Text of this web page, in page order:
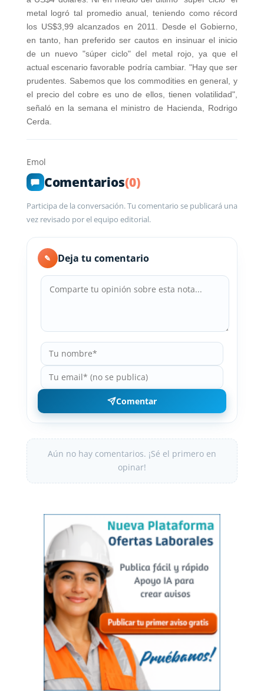
metal logró tal promedio anual, teniendo como récord
los US$3,99 alcanzados en 2011. Desde el Gobierno,
en tanto, han preferido ser cautos en insinuar el inicio
de un nuevo "súper ciclo" del metal rojo, ya que el
actual escenario favorable podría cambiar. "Hay que ser
prudentes. Sabemos que los commodities en general, y
el precio del cobre es uno de ellos, tienen volatilidad",
señaló en la semana el ministro de Hacienda, Rodrigo
Cerda.
Emol
Comentarios(0)
Participa de la conversación. Tu comentario se publicará una
vez revisado por el equipo editorial.
✎ Deja tu comentario
Comentar
Aún no hay comentarios. ¡Sé el primero en
opinar!